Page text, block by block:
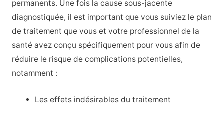
permanents. Une fois la cause sous-jacente
diagnostiquée, il est important que vous suiviez le plan
de traitement que vous et votre professionnel de la
santé avez conçu spécifiquement pour vous afin de
réduire le risque de complications potentielles,
notamment :
Les effets indésirables du traitement